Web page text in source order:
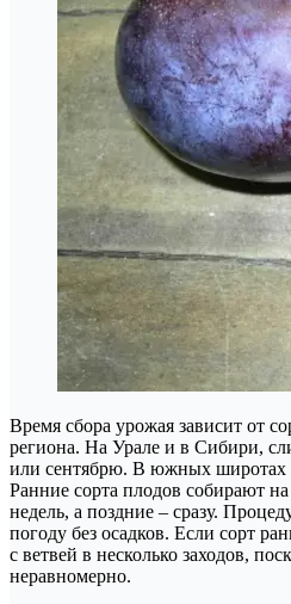
Время сбора урожая зависит от
региона. На Урале и в Сибири,
или сентябрю. В южных широтах
Ранние сорта плодов собирают
недель, а поздние – сразу.
погоду без осадков. Если сорт
с ветвей в несколько заходов,
неравномерно.